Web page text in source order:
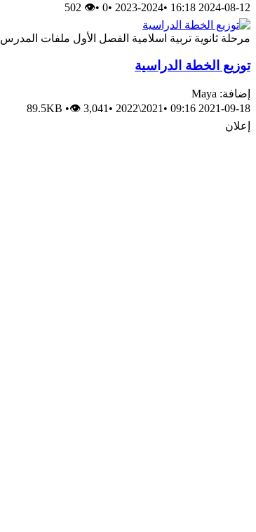
2024-08-12 16:18
•
2023-2024
•
0
•
👁 502
مرحلة ثانوية تربية اسلامية الفصل الأول ملفات المدرس
توزيع الخطة الدراسية
إضافة: Maya
2021-09-18 09:16
•
2021\2022
•
89.5KB •👁 3,041
إعلان